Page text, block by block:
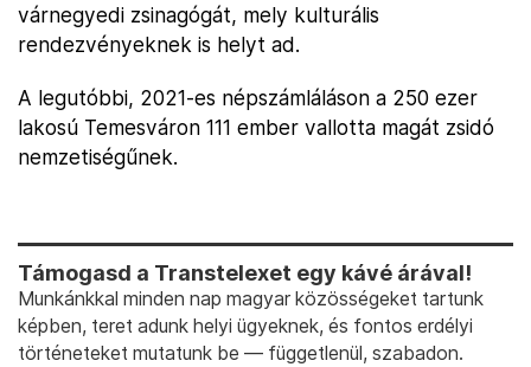
várnegyedi zsinagógát, mely kulturális
rendezvényeknek is helyt ad.
A legutóbbi, 2021-es népszámláláson a 250 ezer
lakosú Temesváron 111 ember vallotta magát zsidó
nemzetiségűnek.
Támogasd a Transtelexet egy kávé árával!
Munkánkkal minden nap magyar közösségeket tartunk
képben, teret adunk helyi ügyeknek, és fontos erdélyi
történeteket mutatunk be — függetlenül, szabadon.